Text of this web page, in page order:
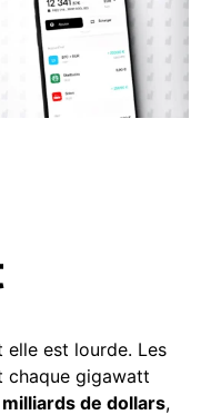
elle est lourde. Les
chaque gigawatt
de dollars,